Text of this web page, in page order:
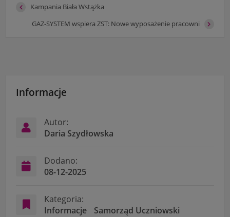
Kampania Biała Wstążka
GAZ-SYSTEM wspiera ZST: Nowe wyposażenie pracowni
Informacje
Autor:
Daria Szydłowska
Dodano:
08-12-2025
Kategoria:
Informacje
Samorząd Uczniowski